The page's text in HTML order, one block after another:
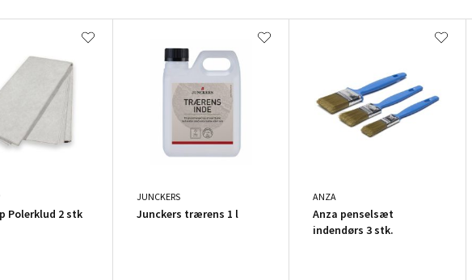
Polerklud 2 stk
JUNCKERS
Junckers trærens 1 l
ANZA
Anza penselsæt
indendørs 3 stk.